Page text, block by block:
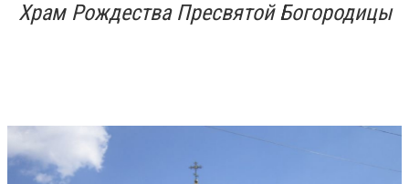
Храм Рождества Пресвятой Богородицы